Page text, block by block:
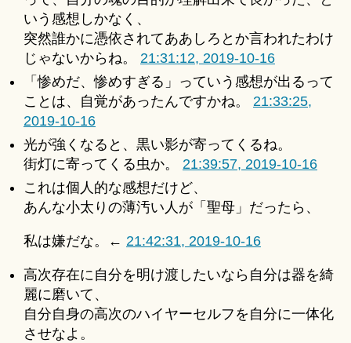
いう感想しかなく、
突然誰かに憑依されてああしろとか言われたわけ
じゃないからね。 21:31:12, 2019-10-16
「惨めだ、惨めすぎる」っていう感想が出るって
ことは、自覚があったんですかね。 21:33:25,
2019-10-16
光が強くなると、黒い影が寄ってくるね。
街灯に寄ってくる虫か。 21:39:57, 2019-10-16
これは個人的な感想だけど、
あんな小太りの薄汚い人が「聖母」だったら、
私は嫌だな。← 21:42:31, 2019-10-16
高次存在に自分を明け渡したいなら自分は器を綺
麗に磨いて、
自分自身の高次のハイヤーセルフを自分に一体化
させなよ。